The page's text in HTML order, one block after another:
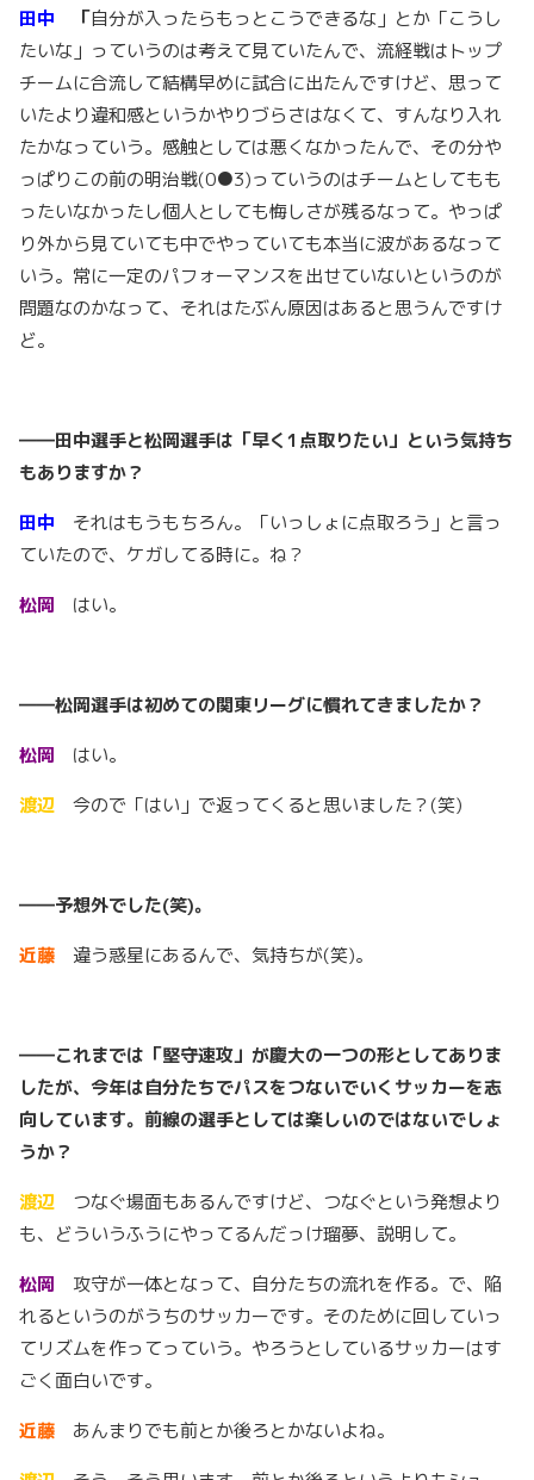
田中 「自分が入ったらもっとこうできるな」とか「こうし
たいな」っていうのは考えて見ていたんで、流経戦はトップ
チームに合流して結構早めに試合に出たんですけど、思って
いたより違和感というかやりづらさはなくて、すんなり入れ
たかなっていう。感触としては悪くなかったんで、その分や
っぱりこの前の明治戦(0●3)っていうのはチームとしてもも
ったいなかったし個人としても悔しさが残るなって。やっぱ
り外から見ていても中でやっていても本当に波があるなって
いう。常に一定のパフォーマンスを出せていないというのが
問題なのかなって、それはたぶん原因はあると思うんですけ
ど。
――田中選手と松岡選手は「早く1点取りたい」という気持ち
もありますか？
田中
それはもうもちろん。「いっしょに点取ろう」と言っ
ていたので、ケガしてる時に。ね？
松岡
はい。
――松岡選手は初めての関東リーグに慣れてきましたか？
松岡
はい。
渡辺
今ので「はい」で返ってくると思いました？(笑)
――予想外でした(笑)。
近藤
違う惑星にあるんで、気持ちが(笑)。
――これまでは「堅守速攻」が慶大の一つの形としてありま
したが、今年は自分たちでパスをつないでいくサッカーを志
向しています。前線の選手としては楽しいのではないでしょ
うか？
渡辺
つなぐ場面もあるんですけど、つなぐという発想より
も、どういうふうにやってるんだっけ瑠夢、説明して。
松岡 攻守が一体となって、自分たちの流れを作る。で、陥
れるというのがうちのサッカーです。そのために回していっ
てリズムを作ってっていう。やろうとしているサッカーはす
ごく面白いです。
近藤
あんまりでも前とか後ろとかないよね。